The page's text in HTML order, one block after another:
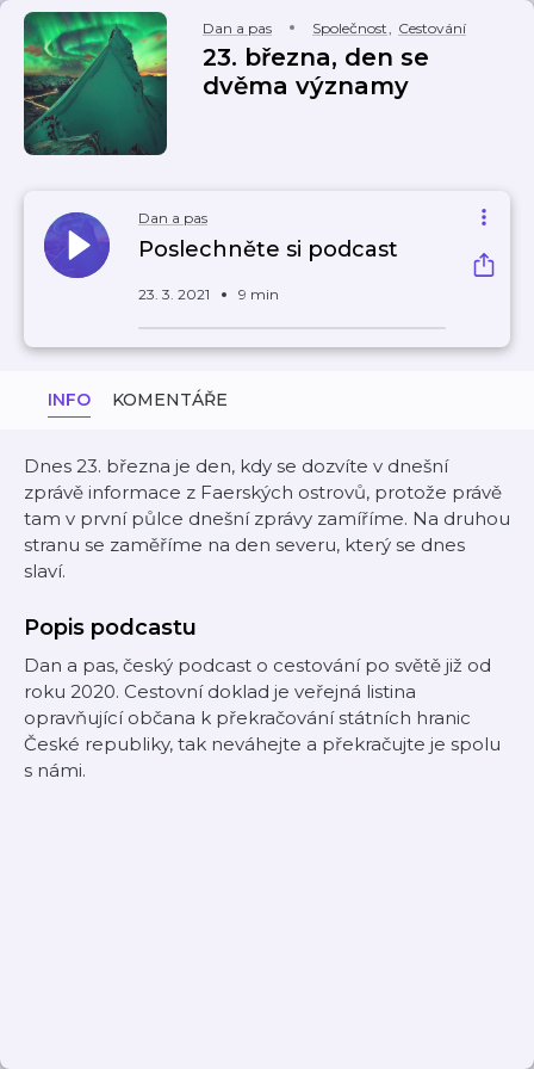
Dan a pas Společnost, Cestování
23. března, den se
dvěma významy
Dan a pas
Poslechněte si podcast
23. 3. 2021 9 min
INFO KOMENTÁŘE
Dnes 23. března je den, kdy se dozvíte v dnešní
zprávě informace z Faerských ostrovů, protože právě
tam v první půlce dnešní zprávy zamíříme. Na druhou
stranu se zaměříme na den severu, který se dnes
slaví.
Popis podcastu
Dan a pas, český podcast o cestování po světě již od
roku 2020. Cestovní doklad je veřejná listina
opravňující občana k překračování státních hranic
České republiky, tak neváhejte a překračujte je spolu
s námi.